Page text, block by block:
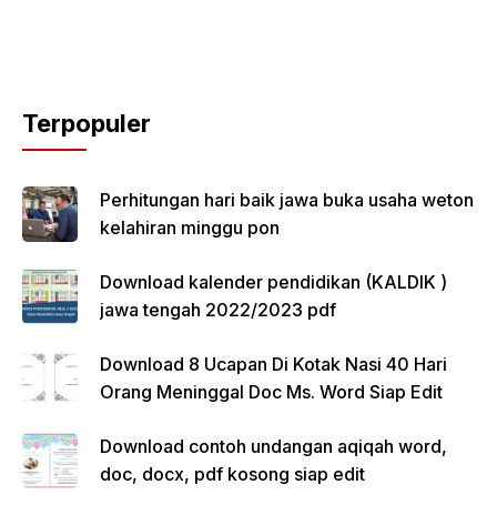
Terpopuler
Perhitungan hari baik jawa buka usaha weton
kelahiran minggu pon
Download kalender pendidikan (KALDIK )
jawa tengah 2022/2023 pdf
Download 8 Ucapan Di Kotak Nasi 40 Hari
Orang Meninggal Doc Ms. Word Siap Edit
Download contoh undangan aqiqah word,
doc, docx, pdf kosong siap edit